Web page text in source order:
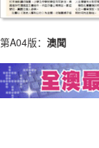
第A04版： 澳聞